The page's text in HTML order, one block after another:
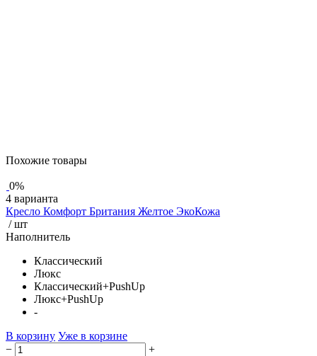
Похожие товары
0%
4 варианта
Кресло Комфорт Британия Желтое ЭкоКожа
/ шт
Наполнитель
Классический
Люкс
Классический+PushUp
Люкс+PushUp
-
В корзину Уже в корзине
−
+